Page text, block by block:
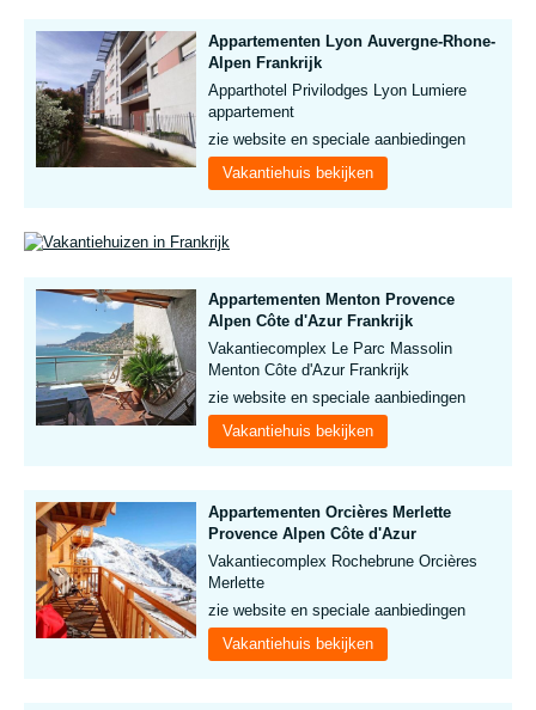
Appartementen Lyon Auvergne-Rhone-
Alpen Frankrijk
Apparthotel Privilodges Lyon Lumiere
appartement
zie website en speciale aanbiedingen
Vakantiehuis bekijken
Appartementen Menton Provence
Alpen Côte d'Azur Frankrijk
Vakantiecomplex Le Parc Massolin
Menton Côte d'Azur Frankrijk
zie website en speciale aanbiedingen
Vakantiehuis bekijken
Appartementen Orcières Merlette
Provence Alpen Côte d'Azur
Vakantiecomplex Rochebrune Orcières
Merlette
zie website en speciale aanbiedingen
Vakantiehuis bekijken